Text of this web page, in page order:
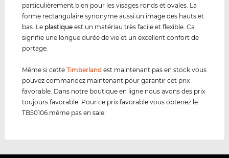
particulièrement bien pour les visages ronds et ovales. La
forme rectangulaire synonyme aussi un image des hauts et
bas. Le plastique est un matériau très facile et flexible. Ca
signifie une longue durée de vie et un excellent confort de
portage.
Même si cetteTimberland est maintenant pas en stock vous
pouvez commandez maintenant pour garantir cet prix
favorable. Dans notre boutique en ligne nous avons des prix
toujours favorable. Pour ce prix favorable vous obtenez le
TB50106 même pas en sale.